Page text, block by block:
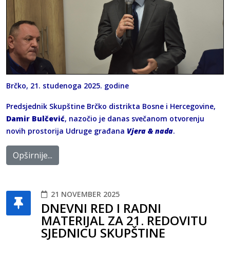
Brčko, 21. studenoga 2025. godine
Predsjednik Skupštine Brčko distrikta Bosne i Hercegovine,
Damir Bulčević, nazočio je danas svečanom otvorenju
novih prostorija Udruge građana Vjera & nada.
Opširnije...
21 NOVEMBER 2025
DNEVNI RED I RADNI
MATERIJAL ZA 21. REDOVITU
SJEDNICU SKUPŠTINE